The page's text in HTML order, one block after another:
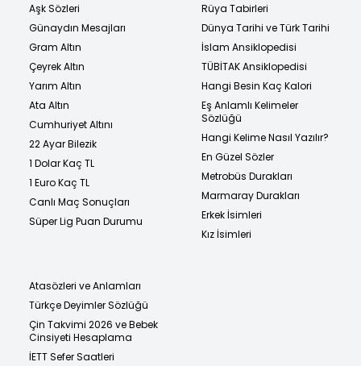
Aşk Sözleri
Günaydın Mesajları
Gram Altın
Çeyrek Altın
Yarım Altın
Ata Altın
Cumhuriyet Altını
22 Ayar Bilezik
1 Dolar Kaç TL
1 Euro Kaç TL
Canlı Maç Sonuçları
Süper Lig Puan Durumu
Rüya Tabirleri
Dünya Tarihi ve Türk Tarihi
İslam Ansiklopedisi
TÜBİTAK Ansiklopedisi
Hangi Besin Kaç Kalori
Eş Anlamlı Kelimeler
Sözlüğü
Hangi Kelime Nasıl Yazılır?
En Güzel Sözler
Metrobüs Durakları
Marmaray Durakları
Erkek İsimleri
Kız İsimleri
Atasözleri ve Anlamları
Türkçe Deyimler Sözlüğü
Çin Takvimi 2026 ve Bebek
Cinsiyeti Hesaplama
İETT Sefer Saatleri